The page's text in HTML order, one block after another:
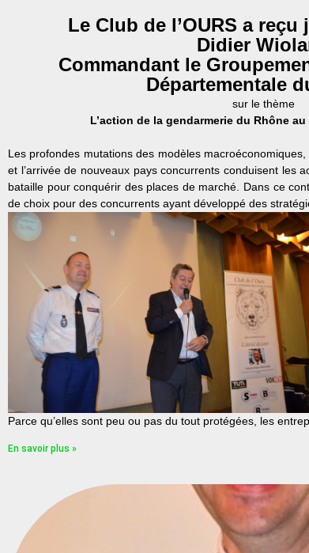
Le Club de l’OURS a reçu
Didier
Commandant le
Départementale
sur le thème
L’action de la gendarmerie du Rhône
Les profondes mutations des modèles
et l’arrivée de nouveaux pays concurrents conduisent les
bataille pour conquérir des places de marché. Dans ce
de choix pour des concurrents ayant développé des
Parce qu’elles sont peu ou pas du tout protégées, les
En savoir plus »